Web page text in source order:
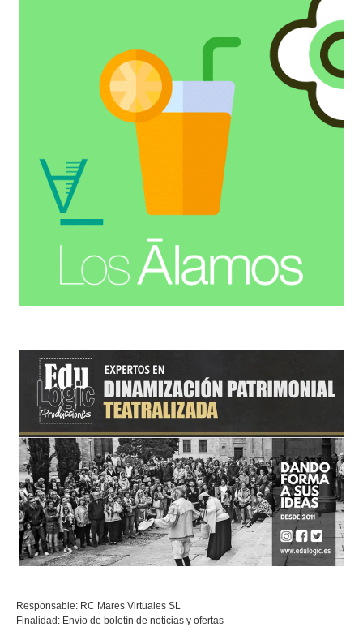
Responsable: RC Mares Virtuales SL
Finalidad: Envío de boletín de noticias y ofertas